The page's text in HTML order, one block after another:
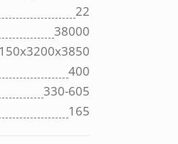
22
38000
400
330-605
165